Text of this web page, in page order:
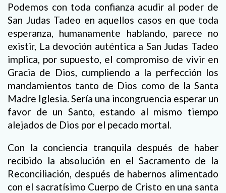
Podemos con toda confianza acudir al poder de
San Judas Tadeo en aquellos casos en que toda
esperanza, humanamente hablando, parece no
existir, La devoción auténtica a San Judas Tadeo
implica, por supuesto, el compromiso de vivir en
Gracia de Dios, cumpliendo a la perfección los
mandamientos tanto de Dios como de la Santa
Madre Iglesia. Sería una incongruencia esperar un
favor de un Santo, estando al mismo tiempo
alejados de Dios por el pecado mortal.
Con la conciencia tranquila después de haber
recibido la absolución en el Sacramento de la
Reconciliación, después de habernos alimentado
con el sacratísimo Cuerpo de Cristo en una santa